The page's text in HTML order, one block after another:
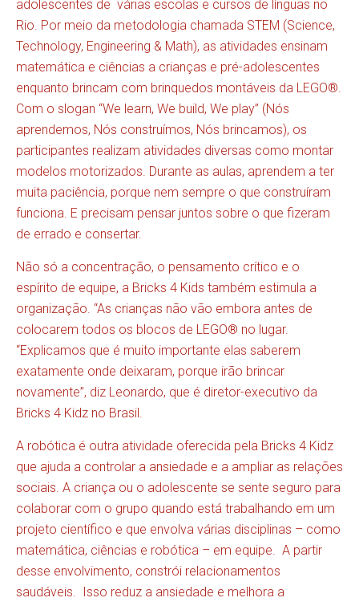
adolescentes de várias escolas e cursos de línguas no
Rio. Por meio da metodologia chamada STEM (Science,
Technology, Engineering & Math), as atividades ensinam
matemática e ciências a crianças e pré-adolescentes
enquanto brincam com brinquedos montáveis da LEGO®.
Com o slogan “We learn, We build, We play” (Nós
aprendemos, Nós construímos, Nós brincamos), os
participantes realizam atividades diversas como montar
modelos motorizados. Durante as aulas, aprendem a ter
muita paciência, porque nem sempre o que construíram
funciona. E precisam pensar juntos sobre o que fizeram
de errado e consertar.
Não só a concentração, o pensamento crítico e o
espírito de equipe, a Bricks 4 Kids também estimula a
organização. “As crianças não vão embora antes de
colocarem todos os blocos de LEGO® no lugar.
“Explicamos que é muito importante elas saberem
exatamente onde deixaram, porque irão brincar
novamente”, diz Leonardo, que é diretor-executivo da
Bricks 4 Kidz no Brasil.
A robótica é outra atividade oferecida pela Bricks 4 Kidz
que ajuda a controlar a ansiedade e a ampliar as relações
sociais. A criança ou o adolescente se sente seguro para
colaborar com o grupo quando está trabalhando em um
projeto científico e que envolva várias disciplinas – como
matemática, ciências e robótica – em equipe. A partir
desse envolvimento, constrói relacionamentos
saudáveis. Isso reduz a ansiedade e melhora a